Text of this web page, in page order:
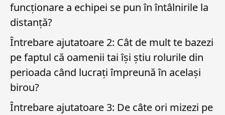
funcționare a echipei se pun în întâlnirile la
distanță?
Întrebare ajutatoare 2: Cât de mult te bazezi
pe faptul că oamenii tai își știu rolurile din
perioada când lucrați împreună în același
birou?
Întrebare ajutatoare 3: De câte ori mizezi pe